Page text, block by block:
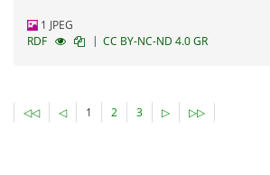
1 JPEG
RDF
| CC BY-NC-ND 4.0 GR
◁◁ ◁ 1 2 3 ▷ ▷▷